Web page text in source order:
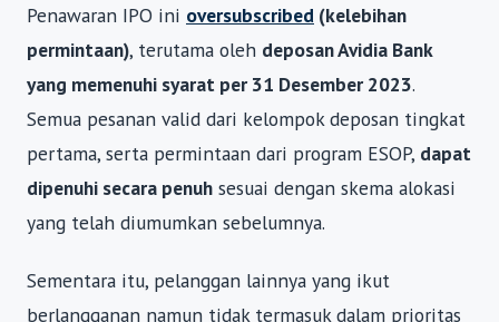
Penawaran IPO ini oversubscribed (kelebihan
permintaan), terutama oleh deposan Avidia Bank
yang memenuhi syarat per 31 Desember 2023.
Semua pesanan valid dari kelompok deposan tingkat
pertama, serta permintaan dari program ESOP, dapat
dipenuhi secara penuh sesuai dengan skema alokasi
yang telah diumumkan sebelumnya.
Sementara itu, pelanggan lainnya yang ikut
berlangganan namun tidak termasuk dalam prioritas